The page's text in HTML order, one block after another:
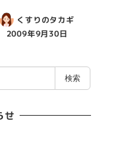
くすりのタカギ
2009年9月30日
検索
せ